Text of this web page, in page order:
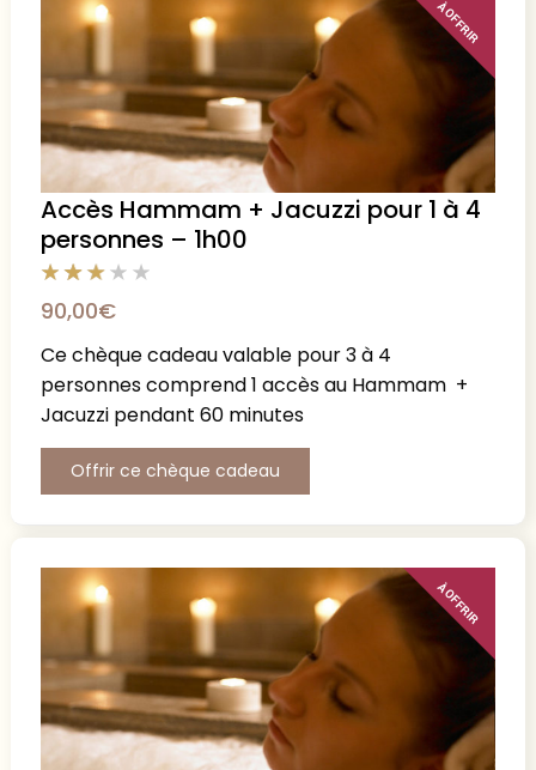
À OFFRIR
Accès Hammam + Jacuzzi pour 1 à 4
personnes – 1h00
90,00€
Ce chèque cadeau valable pour 3 à 4
personnes comprend 1 accès au Hammam +
Jacuzzi pendant 60 minutes
Offrir ce chèque cadeau
À OFFRIR